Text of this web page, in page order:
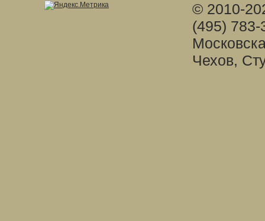
© 2010-
(495)
Чехов,